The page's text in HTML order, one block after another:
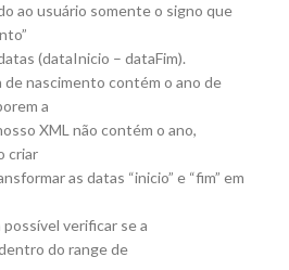
ao usuário somente o signo que
(dataInicio – dataFim).
de nascimento contém o ano de
a
XML não contém o ano,
criar
as datas “inicio” e “fim” em
verificar se a
do range de